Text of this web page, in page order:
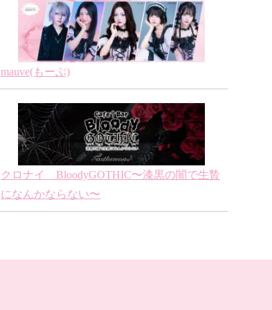
mauve(もーぶ)
クロナイ BloodyGOTHIC〜漆黒の闇で生贄
になんかならない〜